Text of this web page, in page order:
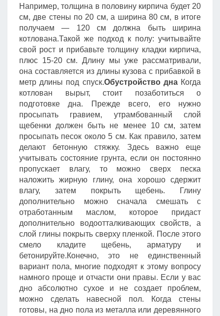
Например, толщина в половину кирпича будет 20
см, две стены по 20 см, а ширина 80 см, в итоге
получаем — 120 см должна быть ширина
котлована.Такой же подход к полу: учитывайте
свой рост и прибавьте толщину кладки кирпича,
плюс 15-20 см. Длину мы уже рассматривали,
она составляется из длины кузова с прибавкой в
метр длины под спуск.Обустройство днаКогда
котлован вырыт, стоит позаботиться о
подготовке дна. Прежде всего, его нужно
просыпать гравием, утрамбованный слой
щебенки должен быть не менее 10 см, затем
просыпать песок около 5 см. Как правило, затем
делают бетонную стяжку. Здесь важно еще
учитывать состояние грунта, если он постоянно
пропускает влагу, то можно сверх песка
наложить жирную глину, она хорошо сдержит
влагу, затем покрыть щебень. Глину
дополнительно можно сначала смешать с
отработанным маслом, которое придаст
дополнительно водоотталкивающих свойств, а
слой глины покрыть сверху пленкой. После этого
смело кладите щебень, арматуру и
бетонируйте.Конечно, это не единственный
вариант пола, многие подходят к этому вопросу
намного проще и отчасти они правы. Если у вас
дно абсолютно сухое и не создает проблем,
можно сделать навесной пол. Когда стены
готовы, на дно пола из металла или деревянного